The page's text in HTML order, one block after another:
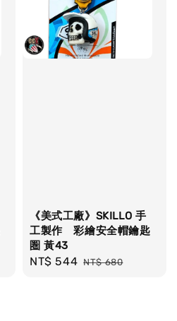
《美式工廠》SKILLO 手
工製作 彩繪安全帽鑰匙
圏 黃43
Sale
NT$ 544 Regular
NT$ 680